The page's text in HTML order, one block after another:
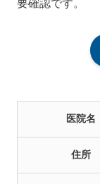
要確認です。
医院名
住所